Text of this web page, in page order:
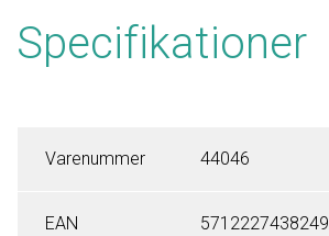
Specifikationer
Varenummer 44046
EAN 5712227438249